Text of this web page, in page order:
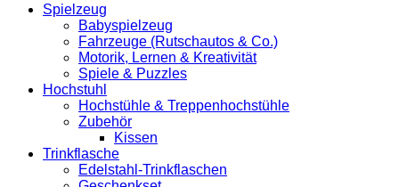
Spielzeug
Babyspielzeug
Fahrzeuge (Rutschautos & Co.)
Motorik, Lernen & Kreativität
Spiele & Puzzles
Hochstuhl
Hochstühle & Treppenhochstühle
Zubehör
Kissen
Trinkflasche
Edelstahl-Trinkflaschen